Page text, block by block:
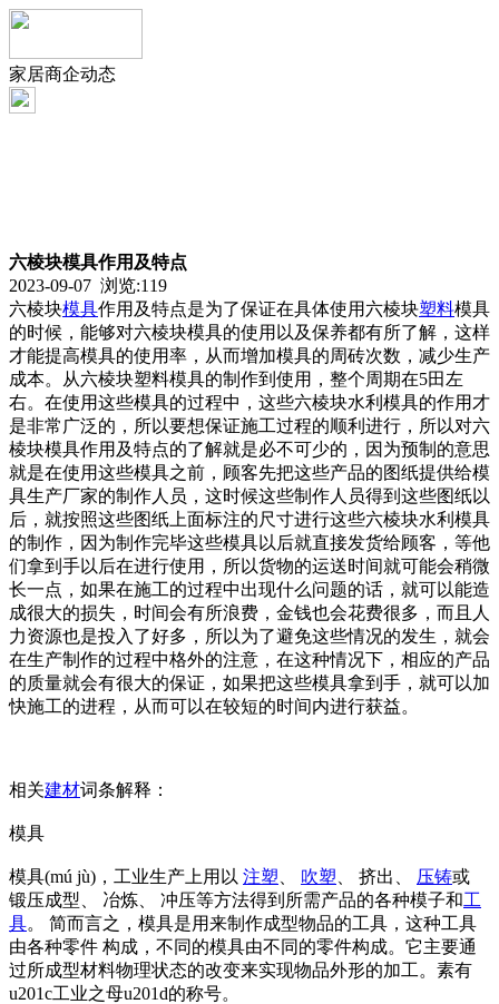
家居商企动态
六棱块模具作用及特点
2023-09-07 浏览:119
六棱块模具作用及特点是为了保证在具体使用六棱块塑料模具
的时候，能够对六棱块模具的使用以及保养都有所了解，这样
才能提高模具的使用率，从而增加模具的周砖次数，减少生产
成本。从六棱块塑料模具的制作到使用，整个周期在5田左
右。在使用这些模具的过程中，这些六棱块水利模具的作用才
是非常广泛的，所以要想保证施工过程的顺利进行，所以对六
棱块模具作用及特点的了解就是必不可少的，因为预制的意思
就是在使用这些模具之前，顾客先把这些产品的图纸提供给模
具生产厂家的制作人员，这时候这些制作人员得到这些图纸以
后，就按照这些图纸上面标注的尺寸进行这些六棱块水利模具
的制作，因为制作完毕这些模具以后就直接发货给顾客，等他
们拿到手以后在进行使用，所以货物的运送时间就可能会稍微
长一点，如果在施工的过程中出现什么问题的话，就可以能造
成很大的损失，时间会有所浪费，金钱也会花费很多，而且人
力资源也是投入了好多，所以为了避免这些情况的发生，就会
在生产制作的过程中格外的注意，在这种情况下，相应的产品
的质量就会有很大的保证，如果把这些模具拿到手，就可以加
快施工的进程，从而可以在较短的时间内进行获益。
相关建材词条解释：
模具
模具(mú jù)，工业生产上用以 注塑 吹塑 、 挤出、 压铸或
锻压成型、 冶炼、 冲压等方法得到所需产品的各种模子和工
具。 简而言之，模具是用来制作成型物品的工具，这种工具
由各种零件 构成，不同的模具由不同的零件构成。它主要通
过所成型材料物理状态的改变来实现物品外形的加工。素有
u201c工业之母u201d的称号。